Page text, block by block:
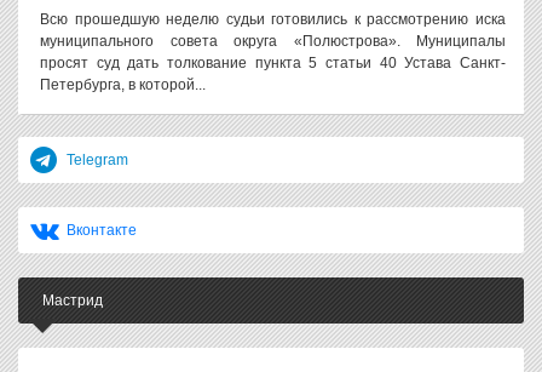
Всю прошедшую неделю судьи готовились к рассмотрению иска
муниципального совета округа «Полюстрова». Муниципалы
просят суд дать толкование пункта 5 статьи 40 Устава Санкт-
Петербурга, в которой...
Telegram
Вконтакте
Мастрид